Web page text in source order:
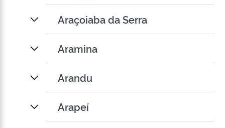
Araçoiaba da Serra
Aramina
Arandu
Arapeí